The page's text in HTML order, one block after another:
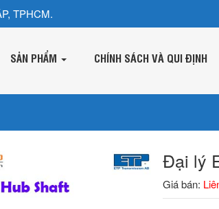
TPHCM.
SẢN PHẨM CHÍNH SÁCH VÀ QUI ĐỊNH
Đại lý
Giá bán: